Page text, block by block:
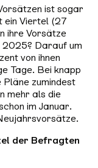
ist sogar
ein Viertel (27
ihre Vorsätze
2025? Darauf um
von ihnen
Tage. Bei knapp
zumindest
mehr als die
im Januar.
der Befragten